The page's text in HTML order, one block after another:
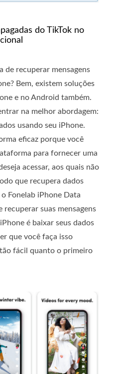
do TikTok no
de recuperar mensagens
Bem, existem soluções
e no Android também.
na melhor abordagem:
usando seu iPhone.
eficaz porque você
para fornecer uma
acessar, aos quais não
que recupera dados
Fonelab iPhone Data
recuperar suas mensagens
é baixar seus dados
que você faça isso
fácil quanto o primeiro